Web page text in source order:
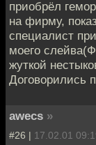
приобрёл
на фирму,
специалист
моего
жуткой
Договорились
awecs »
#26 | 17.02.01